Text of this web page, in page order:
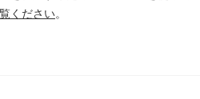
ください。